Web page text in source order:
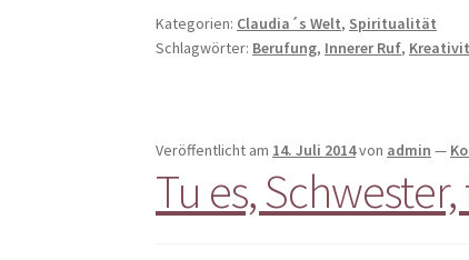
Kategorien: Claudia´s Welt, Spiritualität
Schlagwörter: Berufung, Innerer Ruf,
Veröffentlicht am 14. Juli 2014von admin —
Tu es,